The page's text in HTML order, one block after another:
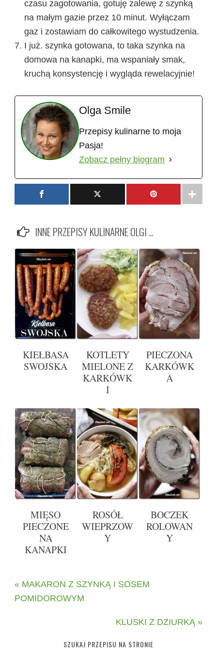
czasu zagotowania, gotuję zalewę z szynką
na małym gazie przez 10 minut. Wyłączam
gaz i zostawiam do całkowitego wystudzenia.
I już. szynka gotowana, to taka szynka na
domowa na kanapki, ma wspaniały smak,
kruchą konsystencję i wygląda rewelacyjnie!
Olga Smile
Przepisy kulinarne to moja
Pasja!
Zobacz pełny biogram
INNE PRZEPISY KULINARNE OLGI ...
KIEŁBASA
SWOJSKA
KOTLETY
MIELONE Z
KARKÓWK
I
PIECZONA
KARKÓWK
A
MIĘSO
PIECZONE
NA
KANAPKI
ROSÓŁ
WIEPRZOW
Y
BOCZEK
ROLOWAN
Y
« MAKARON Z SZYNKĄ I SOSEM
POMIDOROWYM
KLUSKI Z DZIURKĄ »
SZUKAJ PRZEPISU NA STRONIE